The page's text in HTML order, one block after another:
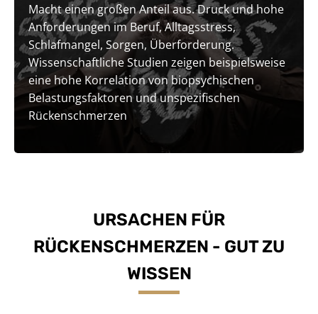
Macht einen großen Anteil aus. Druck und hohe
Anforderungen im Beruf, Alltagsstress,
Schlafmangel, Sorgen, Überforderung.
Wissenschaftliche Studien zeigen beispielsweise
eine hohe Korrelation von biopsychischen
Belastungsfaktoren und unspezifischen
Rückenschmerzen
URSACHEN FÜR
RÜCKENSCHMERZEN - GUT ZU
WISSEN